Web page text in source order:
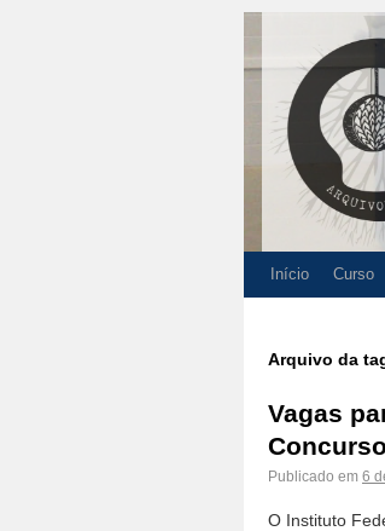
Início Curso
Arquivo da
Vagas
Publicado em 6
O Instituto